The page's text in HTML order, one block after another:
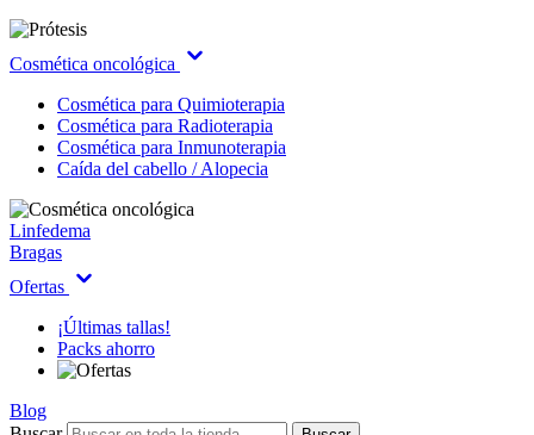
Cosmética oncológica
Cosmética para Quimioterapia
Cosmética para Radioterapia
Cosmética para Inmunoterapia
Caída del cabello / Alopecia
Linfedema
Bragas
Ofertas
¡Últimas tallas!
Packs ahorro
Blog